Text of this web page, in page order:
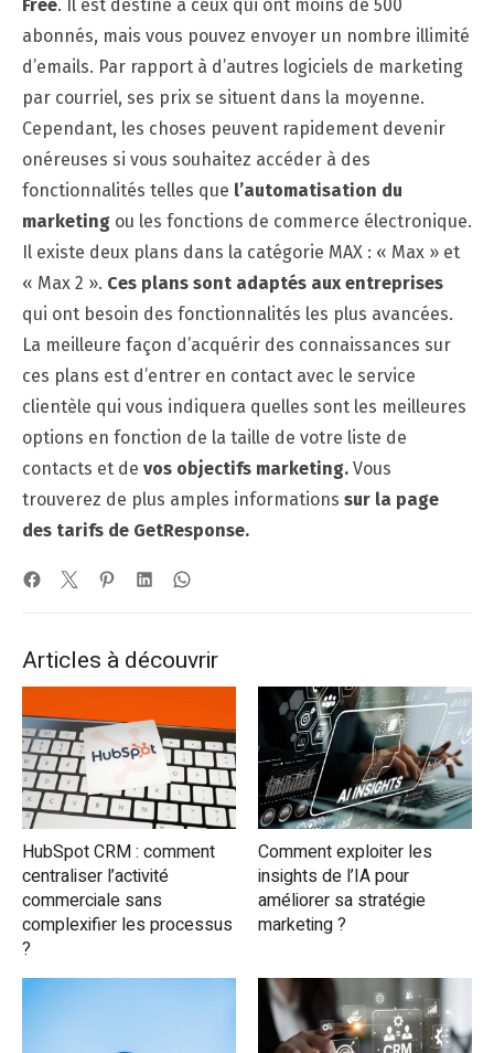
Free. Il est destiné à ceux qui ont moins de 500
abonnés, mais vous pouvez envoyer un nombre illimité
d’emails. Par rapport à d’autres logiciels de marketing
par courriel, ses prix se situent dans la moyenne.
Cependant, les choses peuvent rapidement devenir
onéreuses si vous souhaitez accéder à des
fonctionnalités telles que l’automatisation du
marketing ou les fonctions de commerce électronique.
Il existe deux plans dans la catégorie MAX : « Max » et
« Max 2 ». Ces plans sont adaptés aux entreprises
qui ont besoin des fonctionnalités les plus avancées.
La meilleure façon d’acquérir des connaissances sur
ces plans est d’entrer en contact avec le service
clientèle qui vous indiquera quelles sont les meilleures
options en fonction de la taille de votre liste de
contacts et de vos objectifs marketing. Vous
trouverez de plus amples informations sur la page
des tarifs de GetResponse.
Articles à découvrir
HubSpot CRM : comment
centraliser l’activité
commerciale sans
complexifier les processus
?
Comment exploiter les
insights de l’IA pour
améliorer sa stratégie
marketing ?